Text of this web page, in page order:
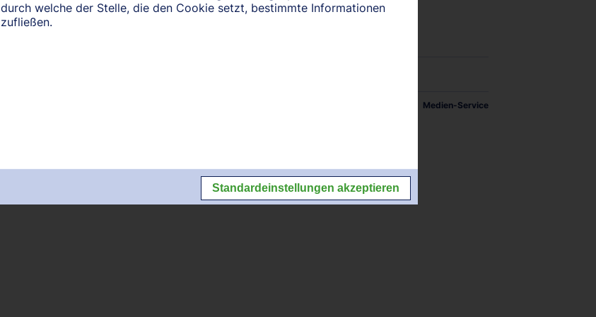
DO, 12.08.2027 FR, 27.08.2027
Medien-Service
durch welche der Stelle, die den Cookie setzt, bestimmte Informationen
zufließen.
Standardeinstellungen akzeptieren